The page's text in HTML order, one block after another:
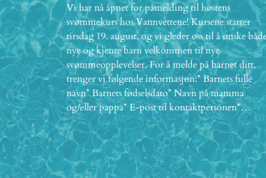
Vi har nå åpnet for påmelding til høstens
svømmekurs hos Vannvettene! Kursene starter
tirsdag 19. august, og vi gleder oss til å ønske
nye og kjente barn velkommen til nye
svømmeopplevelser. For å melde på barnet ditt,
trenger vi følgende informasjon:* Barnets fulle
navn* Barnets fødselsdato* Navn på mamma
og/eller pappa* E-post til kontaktpersonen*…